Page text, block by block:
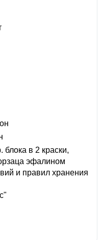
блока в 2 краски,
эфалином
и правил хранения